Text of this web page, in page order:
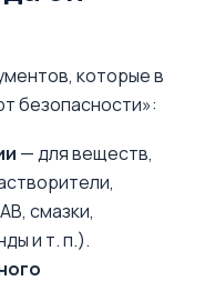
которые в
безопасности»:
— для веществ,
смазки,
и т. п.).